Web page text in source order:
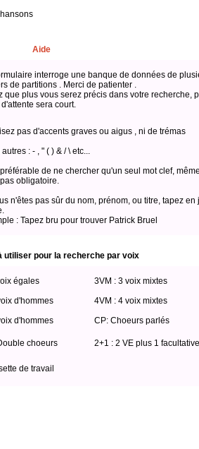
Aide
interroge une banque de données de
de partitions . Merci de patienter .
que plus vous serez précis dans votre recherche,
sera court.
pas d'accents graves ou aigus , ni de trémas
: - , " ( ) & / \ etc...
préférable de ne chercher qu'un seul mot clef,
obligatoire.
n'êtes pas sûr du nom, prénom, ou titre, tapez en
: Tapez bru pour trouver Patrick Bruel
utiliser pour la recherche par voix
égales
3VM : 3 voix mixtes
d'hommes
4VM : 4 voix mixtes
d'hommes CP: Choeurs parlés
choeurs 2+1 : 2 VE plus 1 facultative
de travail